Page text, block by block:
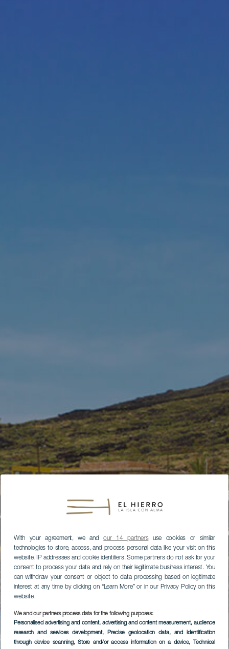
With your agreement, we andour 14 partnersuse cookies or similar
technologies to store, access, and process personal data like your visit on this
website, IP addresses and cookie identifiers. Some partners do not ask for your
consent to process your data and rely on their legitimate business interest. You
can withdraw your consent or object to data processing based on legitimate
interest at any time by clicking on “Learn More” or in our Privacy Policy on this
website.
We and our partners process data for the following purposes:
Personalised advertising and content, advertising and content measurement, audience
research and services development, Precise geolocation data, and identification
through device scanning, Store and/or access information on a device, Technical